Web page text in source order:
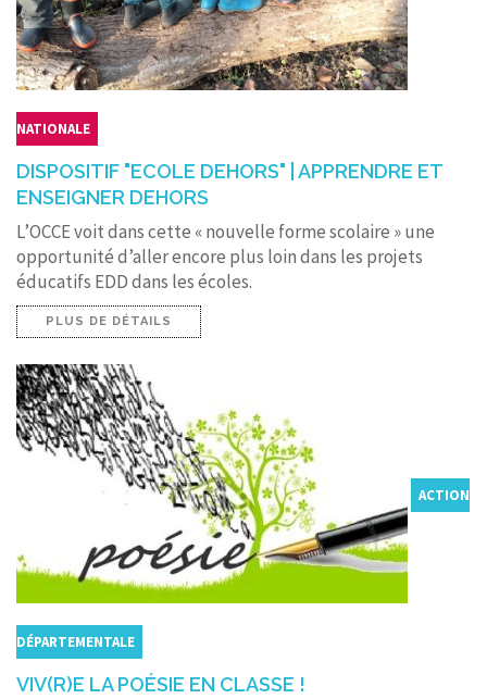
NATIONALE
DISPOSITIF "ECOLE DEHORS" | APPRENDRE ET
ENSEIGNER DEHORS
L’OCCE voit dans cette « nouvelle forme scolaire » une
opportunité d’aller encore plus loin dans les projets
éducatifs EDD dans les écoles.
PLUS DE DÉTAILS
ACTION
DÉPARTEMENTALE
VIV(R)E LA POÉSIE EN CLASSE !